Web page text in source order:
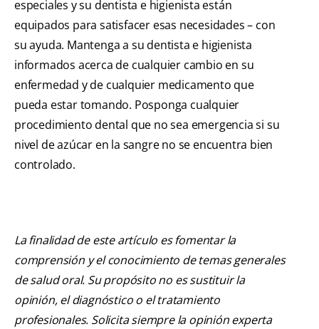
especiales y su dentista e higienista están
equipados para satisfacer esas necesidades – con
su ayuda. Mantenga a su dentista e higienista
informados acerca de cualquier cambio en su
enfermedad y de cualquier medicamento que
pueda estar tomando. Posponga cualquier
procedimiento dental que no sea emergencia si su
nivel de azúcar en la sangre no se encuentra bien
controlado.
La finalidad de este artículo es fomentar la
comprensión y el conocimiento de temas generales
de salud oral. Su propósito no es sustituir la
opinión, el diagnóstico o el tratamiento
profesionales. Solicita siempre la opinión experta